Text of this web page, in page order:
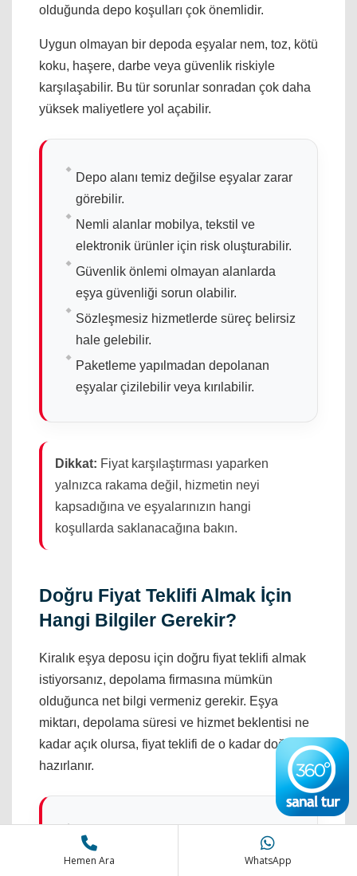
olduğunda depo koşulları çok önemlidir.
Uygun olmayan bir depoda eşyalar nem, toz, kötü
koku, haşere, darbe veya güvenlik riskiyle
karşılaşabilir. Bu tür sorunlar sonradan çok daha
yüksek maliyetlere yol açabilir.
Depo alanı temiz değilse eşyalar zarar
görebilir.
Nemli alanlar mobilya, tekstil ve
elektronik ürünler için risk oluşturabilir.
Güvenlik önlemi olmayan alanlarda
eşya güvenliği sorun olabilir.
Sözleşmesiz hizmetlerde süreç belirsiz
hale gelebilir.
Paketleme yapılmadan depolanan
eşyalar çizilebilir veya kırılabilir.
Dikkat: Fiyat karşılaştırması yaparken
yalnızca rakama değil, hizmetin neyi
kapsadığına ve eşyalarınızın hangi
koşullarda saklanacağına bakın.
Doğru Fiyat Teklifi Almak İçin
Hangi Bilgiler Gerekir?
Kiralık eşya deposu için doğru fiyat teklifi almak
istiyorsanız, depolama firmasına mümkün
olduğunca net bilgi vermeniz gerekir. Eşya
miktarı, depolama süresi ve hizmet beklentisi ne
kadar açık olursa, fiyat teklifi de o kadar doğru
hazırlanır.
Kaç oda veya ne kadar eşya
depolanacak?
Hemen Ara WhatsApp